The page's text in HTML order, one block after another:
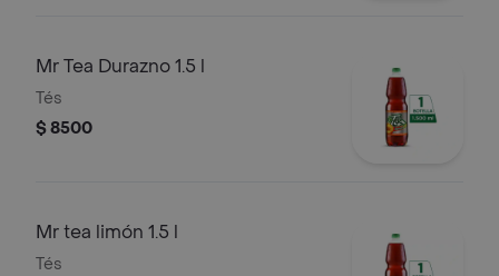
Mr Tea Durazno 1.5 l
Tés
$ 8500
Mr tea limón 1.5 l
Tés